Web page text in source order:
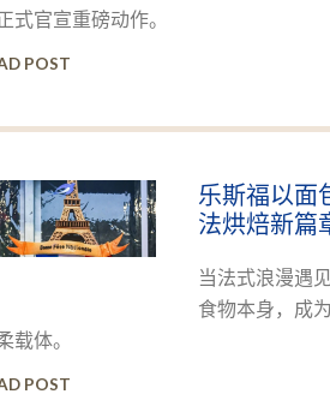
式官宣重磅动作。
POST
乐斯福以面
法烘焙新篇
当法式浪漫遇
食物本身，成
载体。
POST